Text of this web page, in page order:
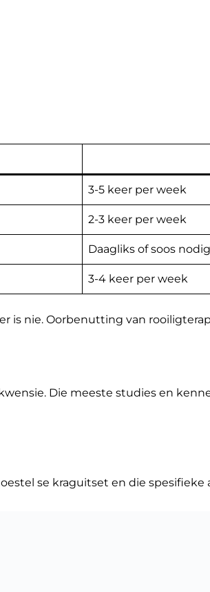
3-5 keer per week
2-3 keer per week
Daagliks of soos nodig
3-4 keer per week
is nie. Oorbenutting van
Die meeste studies en
se kraguitset en die spesifieke